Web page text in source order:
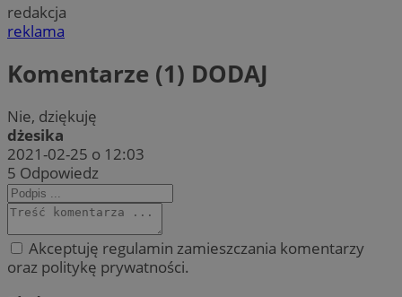
redakcja
reklama
Komentarze (1) DODAJ
Nie, dziękuję
dżesika
2021-02-25 o 12:03
5 Odpowiedz
Akceptuję regulamin zamieszczania komentarzy
oraz politykę prywatności.